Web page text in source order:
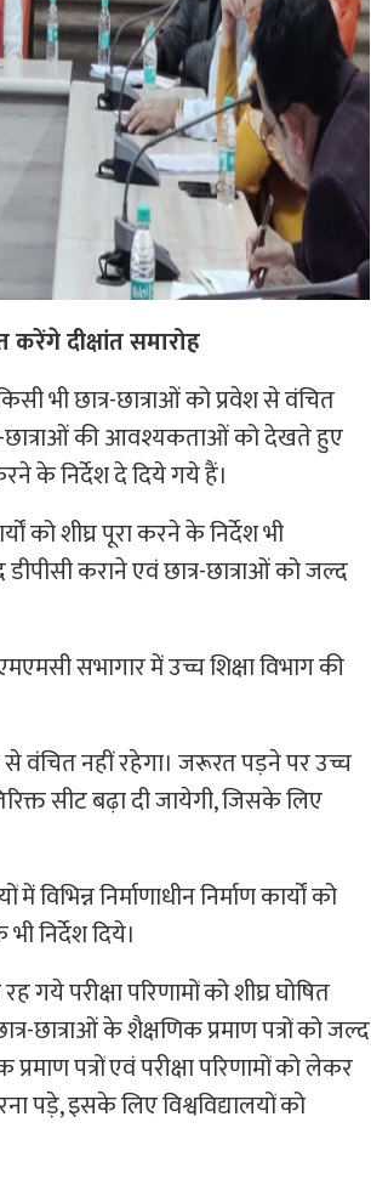
दीक्षांत समारोह
भी छात्र-छात्राओं को प्रवेश से वंचित
छात्राओं की आवश्यकताओं को देखते हुए
के निर्देश दे दिये गये हैं।
को शीघ्र पूरा करने के निर्देश भी
कराने एवं छात्र-छात्राओं को जल्द
सभागार में उच्च शिक्षा विभाग की
से वंचित नहीं रहेगा। जरूरत पड़ने पर उच्च
सीट बढ़ा दी जायेगी, जिसके लिए
विभिन्न निर्माणाधीन निर्माण कार्यों को
निर्देश दिये।
गये परीक्षा परिणामों को शीघ्र घोषित
छात्राओं के शैक्षणिक प्रमाण पत्रों को जल्द
पत्रों एवं परीक्षा परिणामों को लेकर
पड़े, इसके लिए विश्वविद्यालयों को